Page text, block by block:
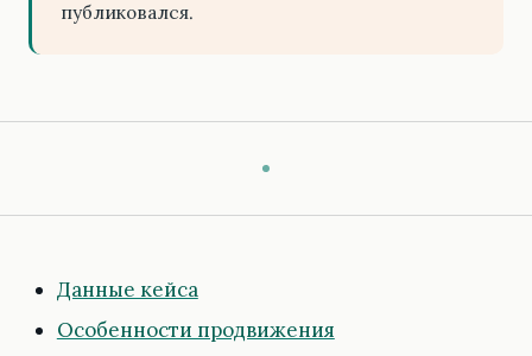
публиковался.
Данные кейса
Особенности продвижения